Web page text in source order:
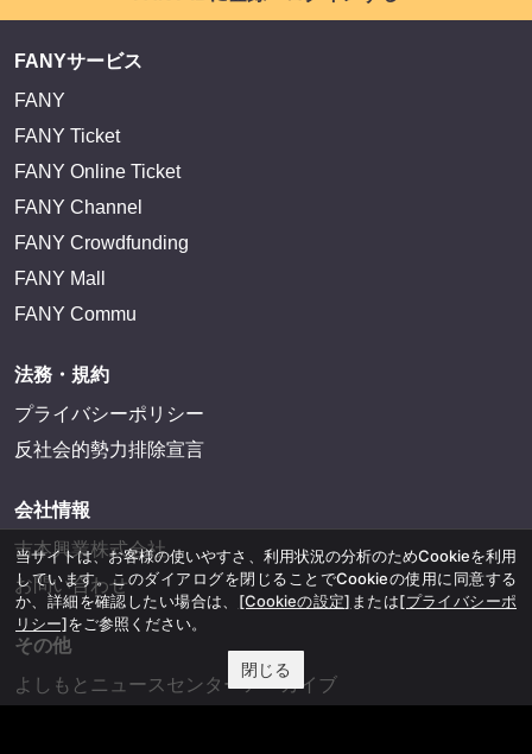
FANYサービス
FANY
FANY Ticket
FANY Online Ticket
FANY Channel
FANY Crowdfunding
FANY Mall
FANY Commu
法務・規約
プライバシーポリシー
反社会的勢力排除宣言
会社情報
吉本興業株式会社
お問い合わせ
その他
よしもとニュースセンターアーカイブ
当サイトは、お客様の使いやすさ、利用状況の分析のためCookieを利用
しています。このダイアログを閉じることでCookieの使用に同意する
か、詳細を確認したい場合は、 [Cookieの設定] または[プライバシーポ
リシー]をご参照ください。
閉じる